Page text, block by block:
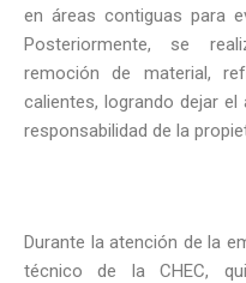
en áreas contiguas para
Posteriormente, se
remoción de material,
calientes, logrando dejar
responsabilidad de la
Durante la atención de la
técnico de la CHEC,